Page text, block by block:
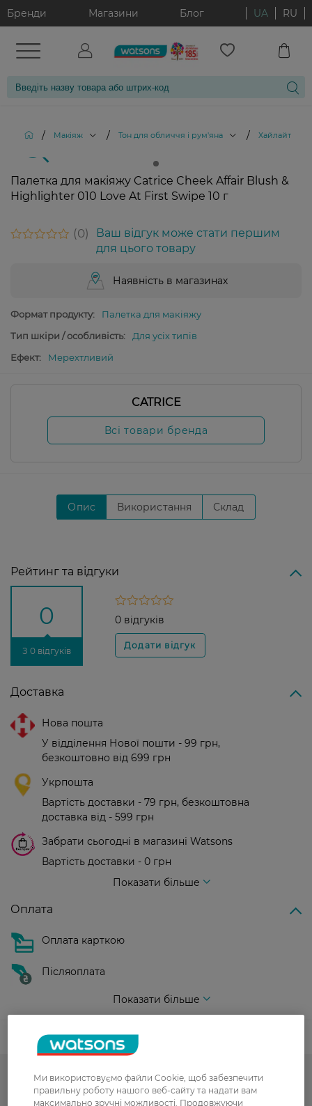
Бренди Магазини Блог UA RU
/ Макіяж / Тон для обличчя і рум'яна / Хайлайтери
Палетка для макіяжу Catrice Cheek Affair Blush &
Highlighter 010 Love At First Swipe 10 г
0
Ваш відгук може стати першим
для цього товару
Наявність в магазинах
Формат продукту:
Палетка для макіяжу
Тип шкіри / особливість:
Для усіх типів
Ефект:
Мерехтливий
CATRICE
Всі товари бренда
Опис Використання Склад
Рейтинг та відгуки
0
З 0 відгуків
0 відгуків
Доставка
Нова пошта
У відділення Нової пошти - 99 грн,
безкоштовно від 699 грн
Укрпошта
Вартість доставки - 79 грн, безкоштовна
доставка від - 599 грн
Забрати сьогодні в магазині Watsons
Вартість доставки - 0 грн
Показати більше
Оплата
Оплата карткою
Післяоплата
Показати більше
Код товару
Гарячий сезон у WATSONS
Ми використовуємо файли Cookie, щоб забезпечити
правильну роботу нашого веб-сайту та надати вам
максимально зручні можливості. Продовжуючи